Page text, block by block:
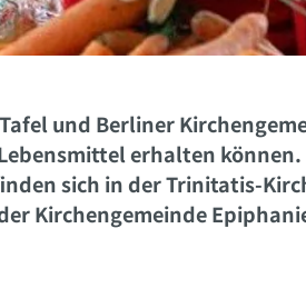
und Berliner
erhalten können.
sich in der Trinitatis-
Kirchengemeinde